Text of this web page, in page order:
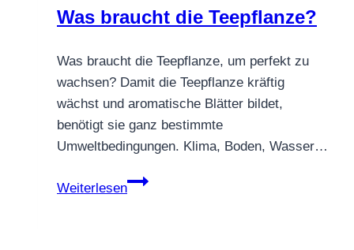
Was braucht die Teepflanze?
Was braucht die Teepflanze, um perfekt zu
wachsen? Damit die Teepflanze kräftig
wächst und aromatische Blätter bildet,
benötigt sie ganz bestimmte
Umweltbedingungen. Klima, Boden, Wasser…
Weiterlesen
Was